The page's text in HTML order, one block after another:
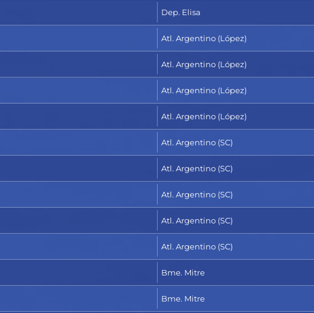
Dep. Elisa
Atl. Argentino (López)
Atl. Argentino (López)
Atl. Argentino (López)
Atl. Argentino (López)
Atl. Argentino (SC)
Atl. Argentino (SC)
Atl. Argentino (SC)
Atl. Argentino (SC)
Atl. Argentino (SC)
Bme. Mitre
Bme. Mitre